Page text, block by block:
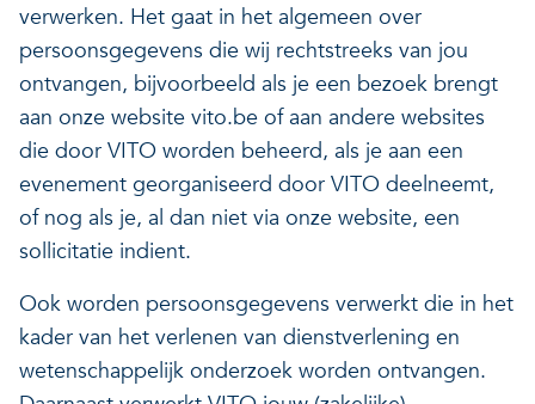
verwerken. Het gaat in het algemeen over
persoonsgegevens die wij rechtstreeks van jou
ontvangen, bijvoorbeeld als je een bezoek brengt
aan onze website vito.be of aan andere websites
die door VITO worden beheerd, als je aan een
evenement georganiseerd door VITO deelneemt,
of nog als je, al dan niet via onze website, een
sollicitatie indient.
Ook worden persoonsgegevens verwerkt die in het
kader van het verlenen van dienstverlening en
wetenschappelijk onderzoek worden ontvangen.